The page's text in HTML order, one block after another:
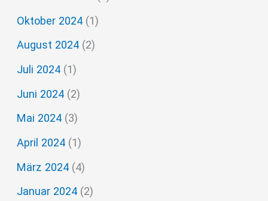
Oktober 2024 (1)
August 2024 (2)
Juli 2024 (1)
Juni 2024 (2)
Mai 2024 (3)
April 2024 (1)
März 2024 (4)
Januar 2024 (2)